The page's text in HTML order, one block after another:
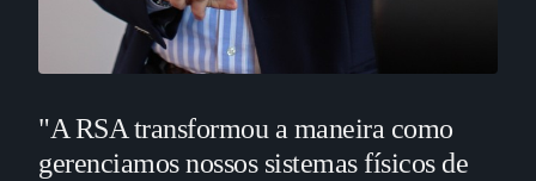
"A RSA transformou a maneira como
gerenciamos nossos sistemas físicos de